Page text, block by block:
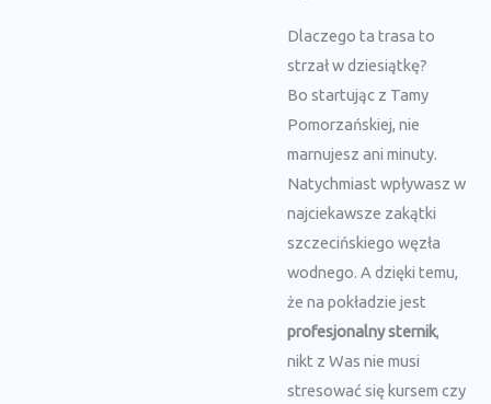
Dlaczego ta trasa to
strzał w dziesiątkę?
Bo startując z Tamy
Pomorzańskiej, nie
marnujesz ani minuty.
Natychmiast wpływasz w
najciekawsze zakątki
szczecińskiego węzła
wodnego. A dzięki temu,
że na pokładzie jest
profesjonalny sternik,
nikt z Was nie musi
stresować się kursem czy